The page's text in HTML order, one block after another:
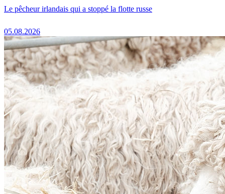
Le pêcheur irlandais qui a stoppé la flotte russe
05.08.2026